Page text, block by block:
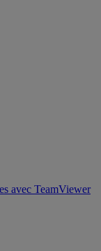
avec TeamViewer